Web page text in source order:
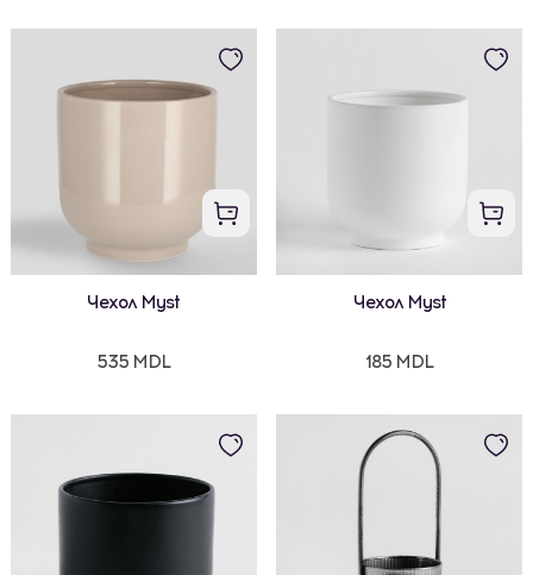
Чехол Myst
535 MDL
Чехол Myst
185 MDL